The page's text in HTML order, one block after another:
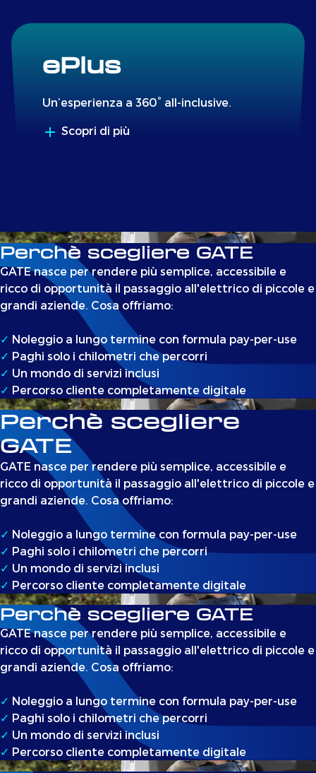
ePlus
Un’esperienza a 360° all-inclusive.
Scopri di più
Perchè scegliere GATE
GATE nasce per rendere più semplice, accessibile e
ricco di opportunità il passaggio all'elettrico di piccole e
grandi aziende. Cosa offriamo:
✓ Noleggio a lungo termine con formula pay-per-use
✓ Paghi solo i chilometri che percorri
✓ Un mondo di servizi inclusi
✓ Percorso cliente completamente digitale
Perchè scegliere
GATE
GATE nasce per rendere più semplice, accessibile e
ricco di opportunità il passaggio all'elettrico di piccole e
grandi aziende. Cosa offriamo:
✓ Noleggio a lungo termine con formula pay-per-use
✓ Paghi solo i chilometri che percorri
✓ Un mondo di servizi inclusi
✓ Percorso cliente completamente digitale
Perchè scegliere GATE
GATE nasce per rendere più semplice, accessibile e
ricco di opportunità il passaggio all'elettrico di piccole e
grandi aziende. Cosa offriamo:
✓ Noleggio a lungo termine con formula pay-per-use
✓ Paghi solo i chilometri che percorri
✓ Un mondo di servizi inclusi
✓ Percorso cliente completamente digitale